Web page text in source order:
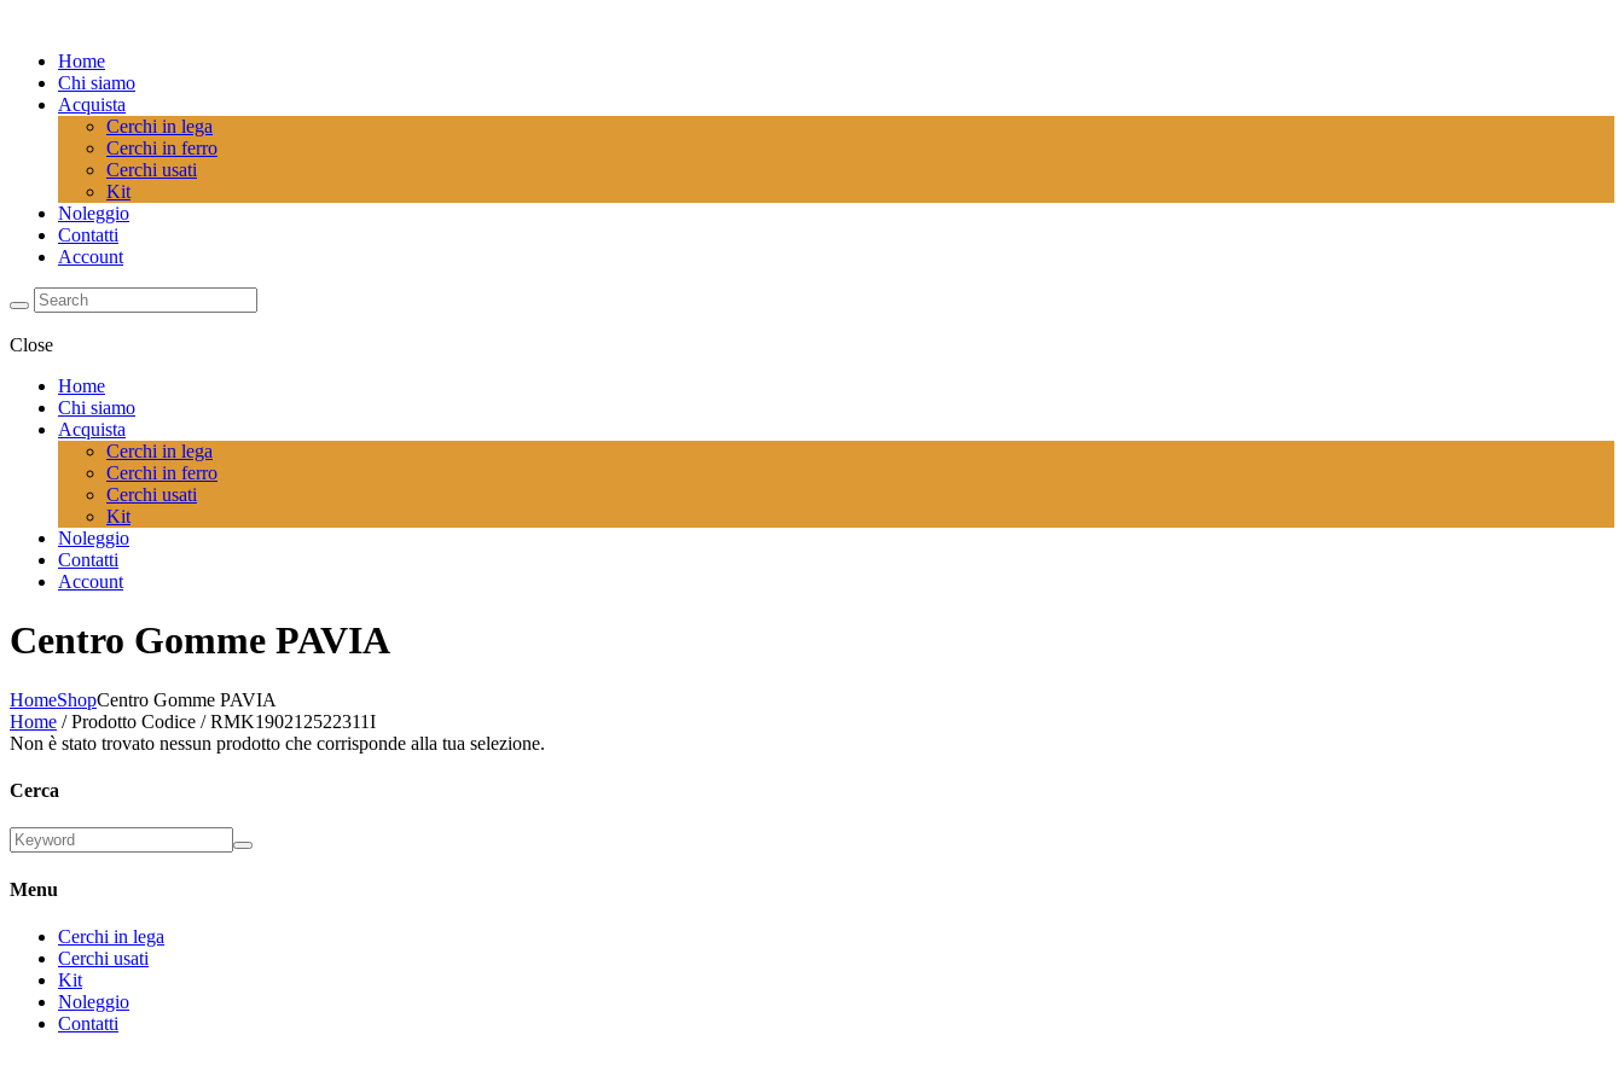
Home
Chi siamo
Acquista
Cerchi in lega
Cerchi in ferro
Cerchi usati
Kit
Noleggio
Contatti
Account
Close
Home
Chi siamo
Acquista
Cerchi in lega
Cerchi in ferro
Cerchi usati
Kit
Noleggio
Contatti
Account
Centro Gomme PAVIA
HomeShopCentro Gomme PAVIA
Home / Prodotto Codice / RMK190212522311I
Non è stato trovato nessun prodotto che corrisponde alla tua selezione.
Cerca
Menu
Cerchi in lega
Cerchi usati
Kit
Noleggio
Contatti